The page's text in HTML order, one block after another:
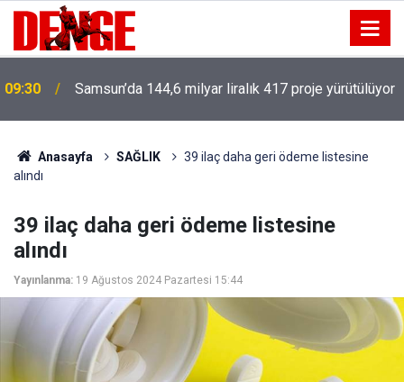
09:30 Samsun’da 144,6 milyar liralık 417 proje yürütülüyor
Anasayfa SAĞLIK
39 ilaç daha geri ödeme listesine
alındı
39 ilaç daha geri ödeme listesine
alındı
Yayınlanma: 19 Ağustos 2024 Pazartesi 15:44